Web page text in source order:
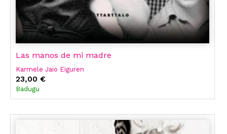
Las manos de mi madre
Karmele Jaio Eiguren
23,00 €
Badugu